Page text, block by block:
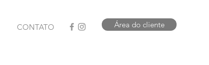
CONTATO Área do cliente